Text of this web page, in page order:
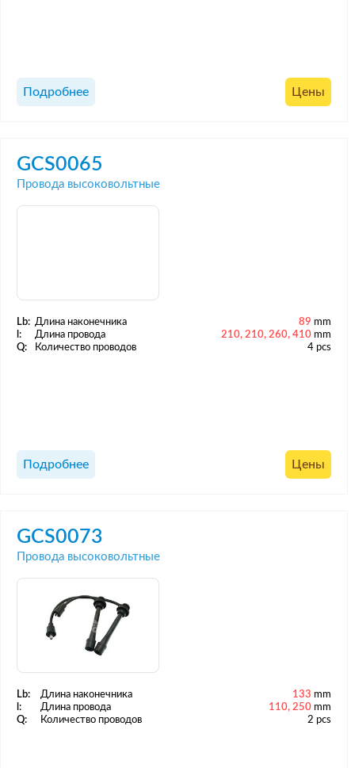
Подробнее Цены
GCS0065
Провода высоковольтные
Lb: Длина наконечника 89 mm
l:
Длина провода 210, 210, 260, 410 mm
Q:
Количество проводов 4 pcs
Подробнее Цены
GCS0073
Провода высоковольтные
Lb: Длина наконечника 133 mm
l:
Длина провода 110, 250 mm
Q:
Количество проводов 2 pcs